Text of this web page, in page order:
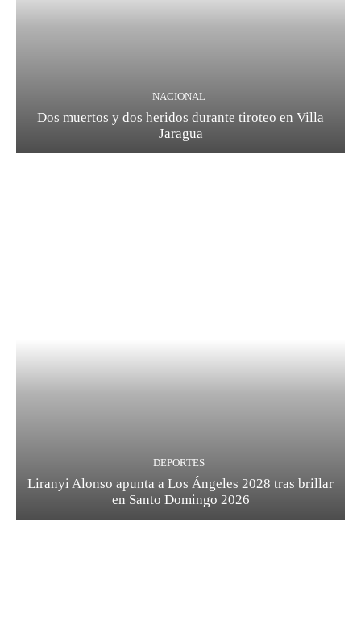
NACIONAL
Dos muertos y dos heridos durante tiroteo en Villa
Jaragua
DEPORTES
Liranyi Alonso apunta a Los Ángeles 2028 tras brillar
en Santo Domingo 2026